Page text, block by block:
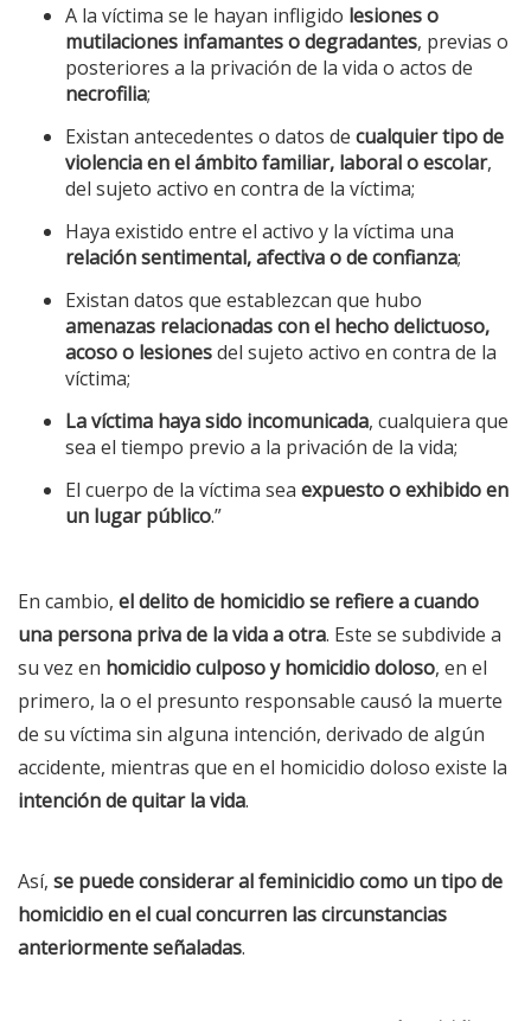
A la víctima se le hayan infligido lesiones o
mutilaciones infamantes o degradantes, previas o
posteriores a la privación de la vida o actos de
necrofilia;
Existan antecedentes o datos de cualquier tipo de
violencia en el ámbito familiar, laboral o escolar,
del sujeto activo en contra de la víctima;
Haya existido entre el activo y la víctima una
relación sentimental, afectiva o de confianza;
Existan datos que establezcan que hubo
amenazas relacionadas con el hecho delictuoso,
acoso o lesionesdel sujeto activo en contra de la
víctima;
La víctima haya sido incomunicada, cualquiera que
sea el tiempo previo a la privación de la vida;
El cuerpo de la víctima sea expuesto o exhibido en
un lugar público.”
En cambio, el delito de homicidio se refiere a cuando
una persona priva de la vida a otra. Este se subdivide a
su vez en homicidio culposo y homicidio doloso, en el
primero, la o el presunto responsable causó la muerte
de su víctima sin alguna intención, derivado de algún
accidente, mientras que en el homicidio doloso existe la
intención de quitar la vida.
Así, se puede considerar al feminicidio como un tipo de
homicidio en el cual concurren las circunstancias
anteriormente señaladas.